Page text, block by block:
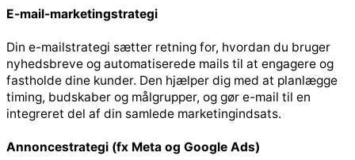
E-mail-marketingstrategi
Din e-mailstrategi sætter retning for, hvordan du bruger
nyhedsbreve og automatiserede mails til at engagere og
fastholde dine kunder. Den hjælper dig med at planlægge
timing, budskaber og målgrupper, og gør e-mail til en
integreret del af din samlede marketingindsats.
Annoncestrategi (fx Meta og Google Ads)